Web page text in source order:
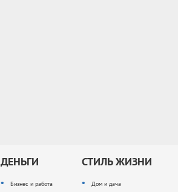
ДЕНЬГИ
Бизнес и работа
СТИЛЬ ЖИЗНИ
Дом и дача